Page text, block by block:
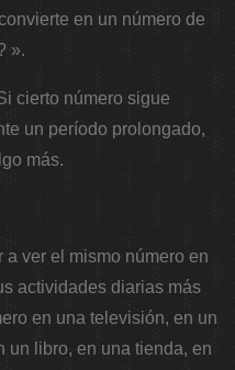
en un número de
».
cierto número sigue
un período prolongado,
más.
a ver el mismo número en
actividades diarias más
en una televisión, en un
un libro, en una tienda, en